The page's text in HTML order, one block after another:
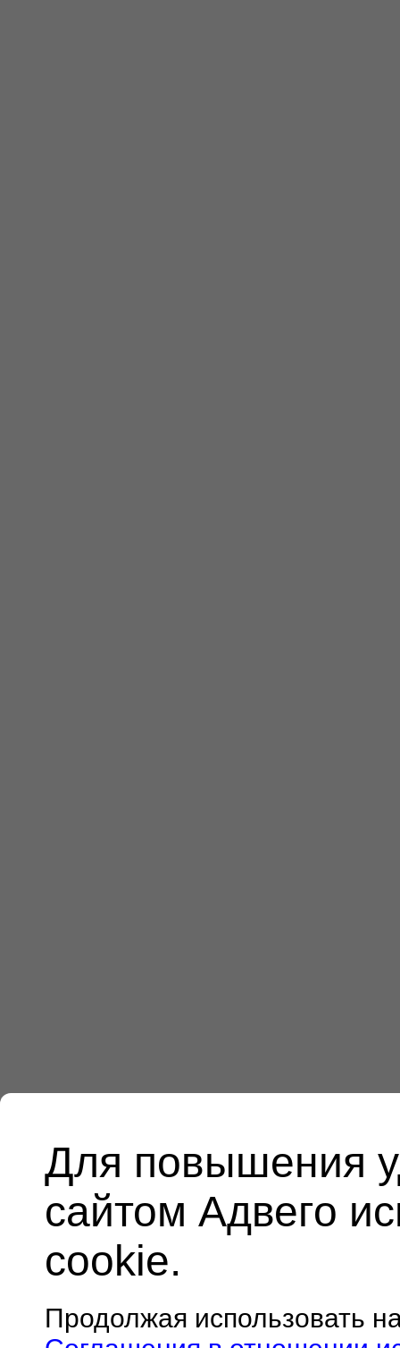
Для повышения
сайтом Адвего
cookie.
Продолжая использовать